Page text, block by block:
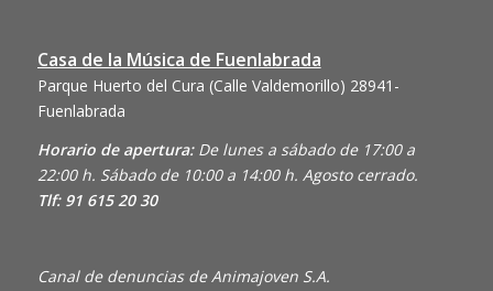
Casa de la Música de Fuenlabrada
Parque Huerto del Cura (Calle Valdemorillo) 28941-
Fuenlabrada
Horario de apertura: De lunes a sábado de 17:00 a
22:00 h. Sábado de 10:00 a 14:00 h. Agosto cerrado.
Tlf: 91 615 20 30
Canal de denuncias de Animajoven S.A.